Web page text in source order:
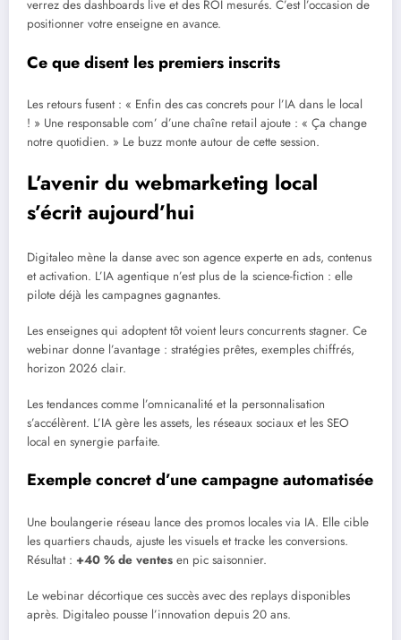
verrez des dashboards live et des ROI mesurés. C’est l’occasion de
positionner votre enseigne en avance.
Ce que disent les premiers inscrits
Les retours fusent : « Enfin des cas concrets pour l’IA dans le local
! » Une responsable com’ d’une chaîne retail ajoute : « Ça change
notre quotidien. » Le buzz monte autour de cette session.
L’avenir du webmarketing local
s’écrit aujourd’hui
Digitaleo mène la danse avec son agence experte en ads, contenus
et activation. L’IA agentique n’est plus de la science-fiction : elle
pilote déjà les campagnes gagnantes.
Les enseignes qui adoptent tôt voient leurs concurrents stagner. Ce
webinar donne l’avantage : stratégies prêtes, exemples chiffrés,
horizon 2026 clair.
Les tendances comme l’omnicanalité et la personnalisation
s’accélèrent. L’IA gère les assets, les réseaux sociaux et les SEO
local en synergie parfaite.
Exemple concret d’une campagne automatisée
Une boulangerie réseau lance des promos locales via IA. Elle cible
les quartiers chauds, ajuste les visuels et tracke les conversions.
Résultat : +40 % de ventes en pic saisonnier.
Le webinar décortique ces succès avec des replays disponibles
après. Digitaleo pousse l’innovation depuis 20 ans.